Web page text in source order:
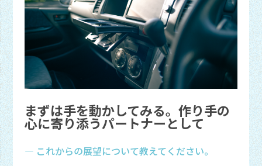
まずは手を動かしてみる。作り手の
心に寄り添うパートナーとして
― これからの展望について教えてください。